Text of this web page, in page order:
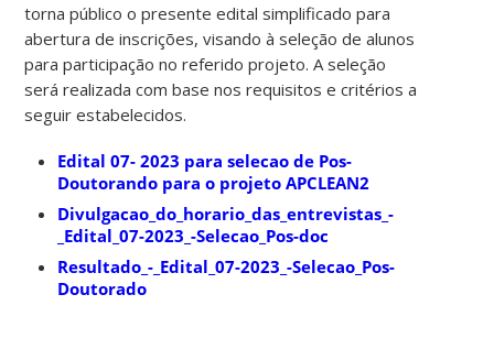
torna público o presente edital simplificado para
abertura de inscrições, visando à seleção de alunos
para participação no referido projeto. A seleção
será realizada com base nos requisitos e critérios a
seguir estabelecidos.
Edital 07- 2023 para selecao de Pos-
Doutorando para o projeto APCLEAN2
Divulgacao_do_horario_das_entrevistas_-
_Edital_07-2023_-Selecao_Pos-doc
Resultado_-_Edital_07-2023_-Selecao_Pos-
Doutorado